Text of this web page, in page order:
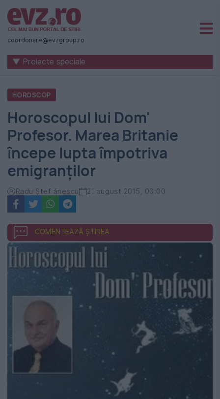
Știri
naționale
internaționale
România
-
Evenimentul
Zilei
coordonare@evzgroup.ro
▼ Proiecte speciale
HOROSCOP
Horoscopul lui Dom'
Profesor. Marea Britanie
începe lupta împotriva
emigranţilor
Radu Ştef ănescu 21 august 2015, 00:00
COMENTEAZĂ ȘTIREA